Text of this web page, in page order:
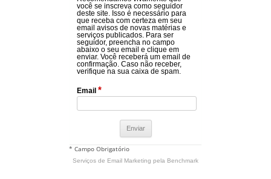
você se inscreva como seguidor
deste site. Isso é necessário para
que receba com certeza em seu
email avisos de novas matérias e
serviços publicados. Para ser
seguidor, preencha no campo
abaixo o seu email e clique em
enviar. Você receberá um email de
confirmação. Caso não receber,
verifique na sua caixa de spam.
Email *
* Campo Obrigatório
Serviços de Email Marketing pela Benchmark